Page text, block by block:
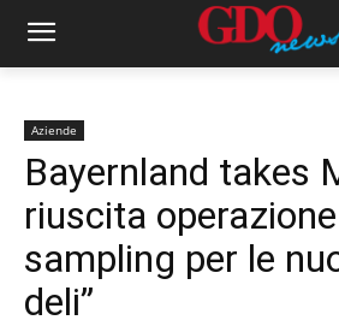
Aziende
Bayernland takes
riuscita
sampling per le
deli”